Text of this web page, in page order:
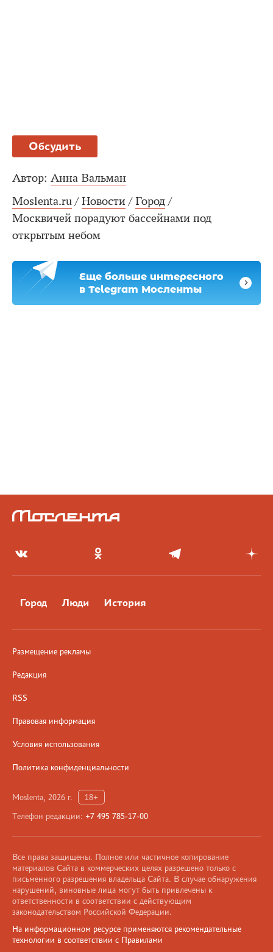
Обсудить
Автор: Анна Вальман
Moslenta.ru / Новости / Город /
Москвичей порадуют бассейнами под
открытым небом
Еще больше интересного
в Telegram Мосленты
Город Люди История
Размещение рекламы
Редакция
RSS
Правовая информация
Условия использования
Политика конфиденциальности
Moslenta, 2026 г.
18+
Телефон редакции: +7 495 785-17-00
Все права защищены. Полное или частичное копирование
материалов Сайта в коммерческих целях разрешено только с
письменного разрешения владельца Сайта. В случае обнаружения
нарушений, виновные лица могут быть привлечены к
ответственности в соответствии с действующим
законодательством Российской Федерации.
На информационном ресурсе применяются рекомендательные
технологии в соответствии с Правилами